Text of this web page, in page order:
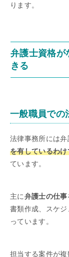
ります。
弁護士資格が
きる
一般職員での
法律事務所には弁
を有しているわ
ています。
主に弁護士の仕
書類作成、スケ
っています。
担当する案件が